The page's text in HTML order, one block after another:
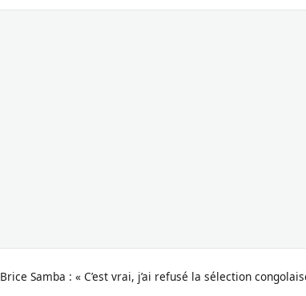
Brice Samba : « C’est vrai, j’ai refusé la sélection